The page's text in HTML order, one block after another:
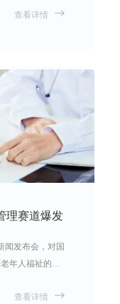
查看详情
理赛道爆发
闻发布会，对国
年人福祉的意
查看详情